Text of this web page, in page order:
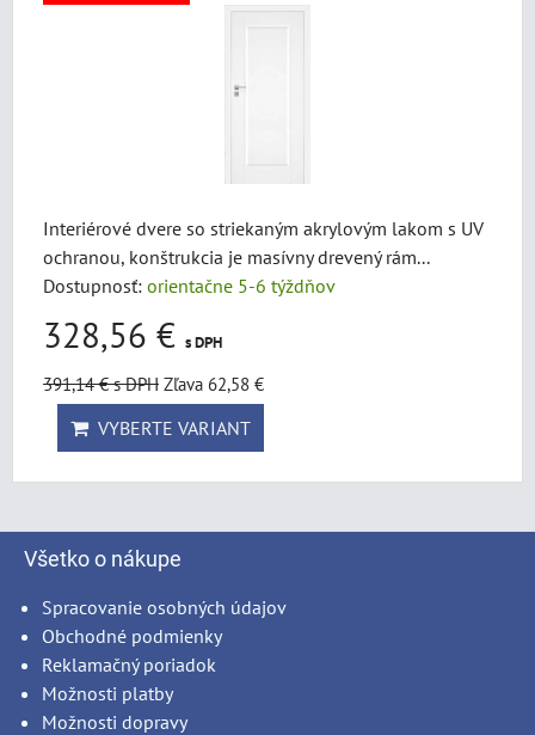
Interiérové dvere so striekaným akrylovým lakom s UV
ochranou, konštrukcia je masívny drevený rám...
Dostupnosť: orientačne 5-6 týždňov
328,56 € s DPH
391,14 €s DPH Zľava 62,58 €
VYBERTE VARIANT
Všetko o nákupe
Spracovanie osobných údajov
Obchodné podmienky
Reklamačný poriadok
Možnosti platby
Možnosti dopravy